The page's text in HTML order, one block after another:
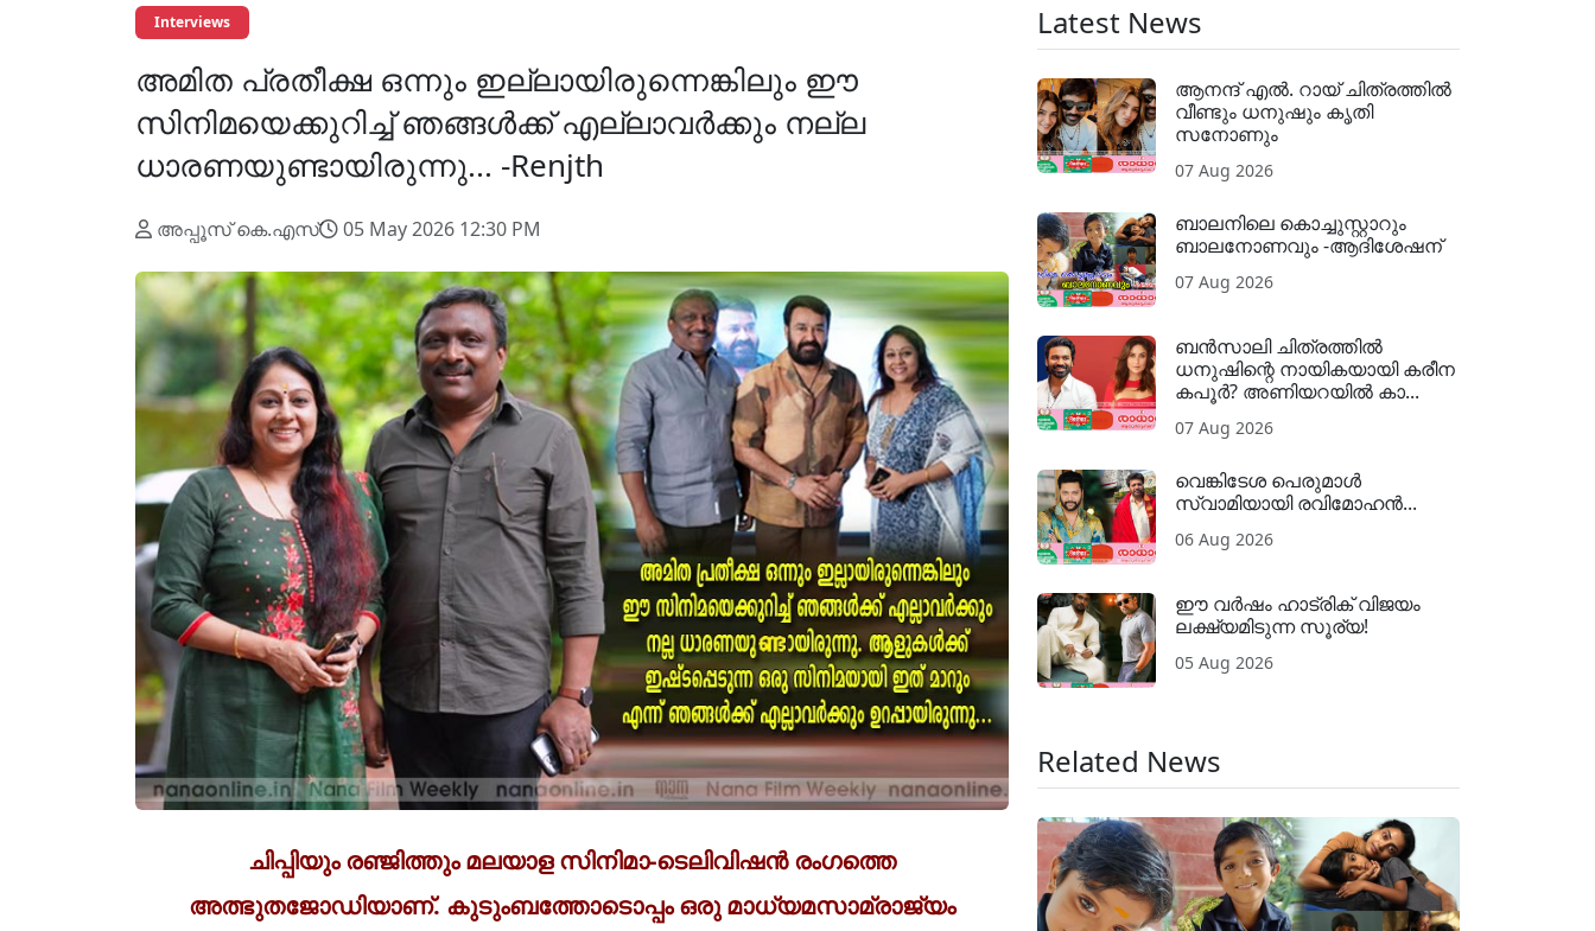
Interviews
അമിത പ്രതീക്ഷ ഒന്നും ഇല്ലായിരുന്നെങ്കിലും ഈ
സിനിമയെക്കുറിച്ച് ഞങ്ങള്‍ക്ക് എല്ലാവര്‍ക്കും നല്ല
ധാരണയുണ്ടായിരുന്നു... -Renjth
അപ്പൂസ് കെ.എസ് 05 May 2026 12:30 PM
ചിപ്പിയും രഞ്ജിത്തും മലയാള സിനിമാ-ടെലിവിഷന്‍ രംഗത്തെ
അത്ഭുതജോഡിയാണ്. കുടുംബത്തോടൊപ്പം ഒരു മാധ്യമസാമ്രാജ്യം
Latest News
ആനന്ദ് എൽ. റായ് ചിത്രത്തിൽ
വീണ്ടും ധനുഷും കൃതി
സനോണും
07 Aug 2026
ബാലനിലെ കൊച്ചുസ്റ്റാറും
ബാലനോണവും -ആദിശേഷന്
07 Aug 2026
ബൻസാലി ചിത്രത്തിൽ
ധനുഷിന്റെ നായികയായി കരീന
കപൂർ? അണിയറയിൽ കാ...
07 Aug 2026
വെങ്കിടേശ പെരുമാൾ
സ്വാമിയായി രവിമോഹൻ...
06 Aug 2026
ഈ വർഷം ഹാട്രിക് വിജയം
ലക്ഷ്യമിടുന്ന സൂര്യ!
05 Aug 2026
Related News